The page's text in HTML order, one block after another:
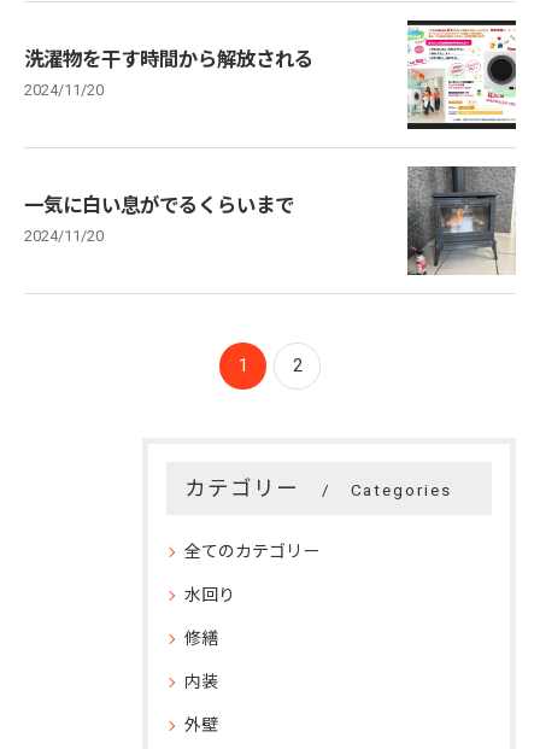
洗濯物を干す時間から解放される
2024/11/20
一気に白い息がでるくらいまで
2024/11/20
1 2
カテゴリー Categories
全てのカテゴリー
水回り
修繕
内装
外壁